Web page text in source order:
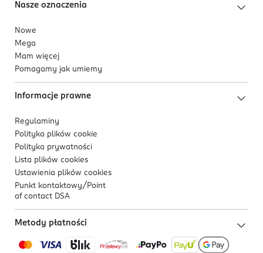
Nasze oznaczenia
Nowe
Mega
Mam więcej
Pomagamy jak umiemy
Informacje prawne
Regulaminy
Polityka plików cookie
Polityka prywatności
Lista plików cookies
Ustawienia plików cookies
Punkt kontaktowy/ Point
of contact DSA
Metody płatności